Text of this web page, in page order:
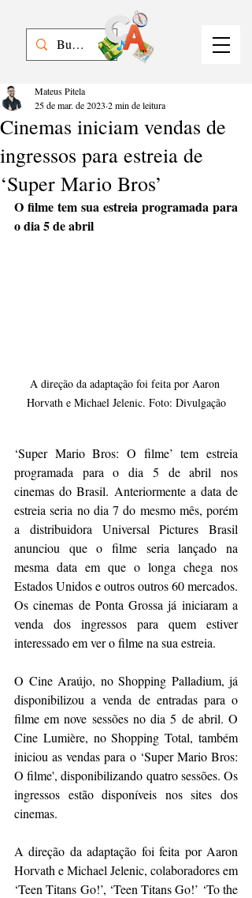
Cinemas iniciam vendas de
ingressos para estreia de
‘Super Mario Bros’
Mateus Pitela
25 de mar. de 2023 2 min de leitura
O filme tem sua estreia programada para
o dia 5 de abril
A direção da adaptação foi feita por Aaron
Horvath e Michael Jelenic. Foto: Divulgação
‘Super Mario Bros: O filme’ tem estreia
programada para o dia 5 de abril nos
cinemas do Brasil. Anteriormente a data de
estreia seria no dia 7 do mesmo mês, porém
a distribuidora Universal Pictures Brasil
anunciou que o filme seria lançado na
mesma data em que o longa chega nos
Estados Unidos e outros outros 60 mercados.
Os cinemas de Ponta Grossa já iniciaram a
venda dos ingressos para quem estiver
interessado em ver o filme na sua estreia.
O Cine Araújo, no Shopping Palladium, já
disponibilizou a venda de entradas para o
filme em nove sessões no dia 5 de abril. O
Cine Lumière, no Shopping Total, também
iniciou as vendas para o ‘Super Mario Bros:
O filme', disponibilizando quatro sessões. Os
ingressos estão disponíveis nos sites dos
cinemas.
A direção da adaptação foi feita por Aaron
Horvath e Michael Jelenic, colaboradores em
‘Teen Titans Go!’, ‘Teen Titans Go!’ ‘To the